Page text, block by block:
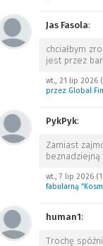
Jas Fasola:
chciałbym
jest przez
wt., 21 lip 2026
przez Global
PykPyk:
Zamiast
wt., 7 lip 2026
fabularną
human1:
Trochę